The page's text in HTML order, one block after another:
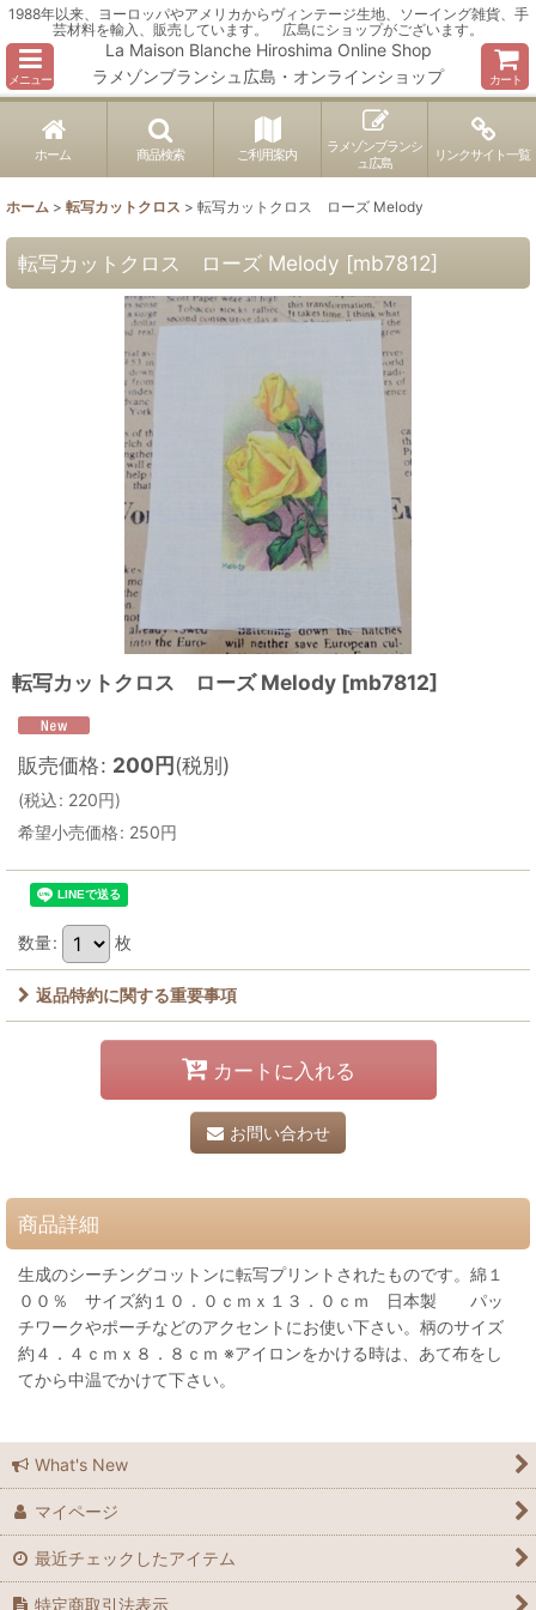
1988年以来、ヨーロッパやアメリカからヴィンテージ生地、ソーイング雑貨、手
芸材料を輸入、販売しています。 広島にショップがございます。
メニュー
La Maison Blanche Hiroshima Online Shop
ラメゾンブランシュ広島・オンラインショップ
カート
ホーム 商品検索 ご利用案内
ラメゾンブランシ
ュ広島
リンクサイト一覧
ホーム > 転写カットクロス > 転写カットクロス ローズ Melody
転写カットクロス ローズ Melody [mb7812]
転写カットクロス ローズ Melody [mb7812]
販売価格: 200円(税別)
(税込: 220円)
希望小売価格: 250円
数量: 枚
返品特約に関する重要事項
カートに入れる
お問い合わせ
商品詳細
生成のシーチングコットンに転写プリントされたものです。綿１
００％ サイズ約１０．０ｃｍｘ１３．０ｃｍ 日本製 パッ
チワークやポーチなどのアクセントにお使い下さい。柄のサイズ
約４．４ｃｍｘ８．８ｃｍ ※アイロンをかける時は、あて布をし
てから中温でかけて下さい。
What's New
マイページ
最近チェックしたアイテム
特定商取引法表示